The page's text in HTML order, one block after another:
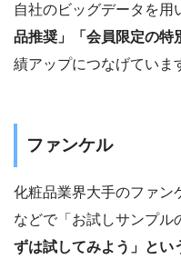
自社のビッグデータを用
品推奨」「会員限定の特
績アップにつなげていま
ファンケル
化粧品業界大手のファン
などで「お試しサンプル
ずは試してみよう」とい